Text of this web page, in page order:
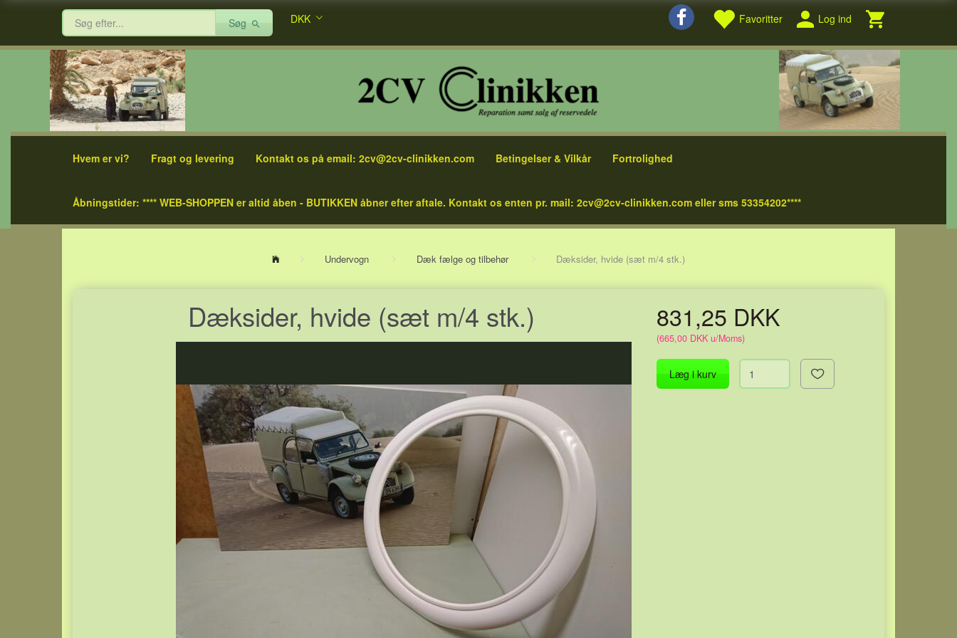
Favoritter Log ind
Søg DKK
Hvem er vi? Fragt og levering Kontakt os på email: 2cv@2cv-clinikken.com Betingelser & Vilkår Fortrolighed
Åbningstider: **** WEB-SHOPPEN er altid åben - BUTIKKEN åbner efter aftale. Kontakt os enten pr. mail: 2cv@2cv-clinikken.com eller sms 53354202****
Undervogn Dæk fælge og tilbehør Dæksider, hvide (sæt m/4 stk.)
Dæksider, hvide (sæt m/4 stk.) 831,25 DKK
(665,00 DKK u/Moms)
Læg i kurv